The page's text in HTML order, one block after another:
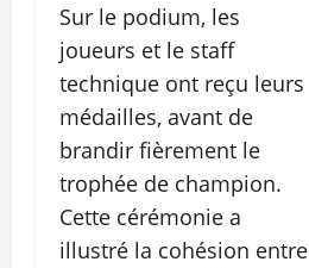
Sur le podium, les
joueurs et le staff
technique ont reçu leurs
médailles, avant de
brandir fièrement le
trophée de champion.
Cette cérémonie a
illustré la cohésion entre